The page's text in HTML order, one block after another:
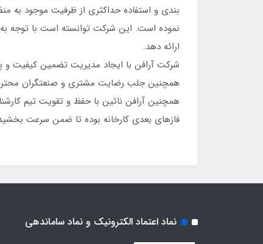
نموده است. این شرکت توانسته است با توجه
ارائه دهد.
همچنین جلب رضایت مشتری و صنعتگران
همچنین آرافن نائین با حفظ و تقویت تیم
فازهای بعدی کارخانه بوده تا ضمن سرعت
نماد اعتماد الکترونیک و نماد ساماندهی